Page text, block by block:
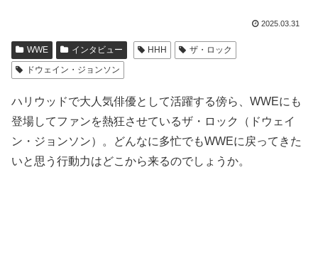
2025.03.31
WWE インタビュー HHH
ザ・ロック
ドウェイン・ジョンソン
ハリウッドで大人気俳優として活躍する傍ら、WWEにも
登場してファンを熱狂させているザ・ロック（ドウェイ
ン・ジョンソン）。どんなに多忙でもWWEに戻ってきた
いと思う行動力はどこから来るのでしょうか。